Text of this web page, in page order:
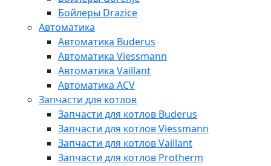
Бойлеры Drazice
Автоматика
Автоматика Buderus
Автоматика Viessmann
Автоматика Vaillant
Автоматика ACV
Запчасти для котлов
Запчасти для котлов Buderus
Запчасти для котлов Viessmann
Запчасти для котлов Vaillant
Запчасти для котлов Protherm